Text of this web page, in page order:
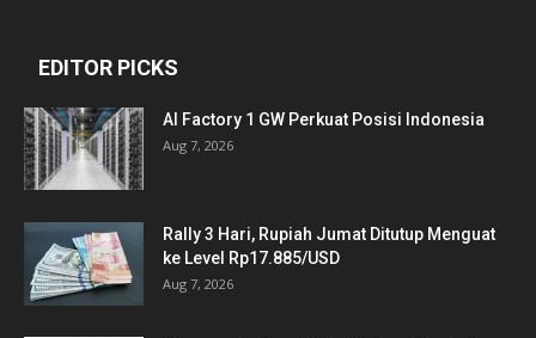
EDITOR PICKS
AI Factory 1 GW Perkuat Posisi Indonesia
Aug 7, 2026
Rally 3 Hari, Rupiah Jumat Ditutup Menguat
ke Level Rp17.885/USD
Aug 7, 2026